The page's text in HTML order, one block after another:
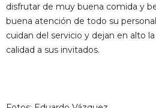
disfrutar de muy buena comida y
buena atención de todo su
cuidan del servicio y dejan en alto
calidad a sus invitados.